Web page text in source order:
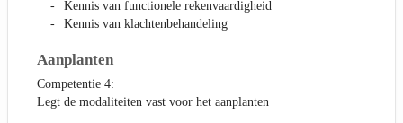
Kennis van functionele rekenvaardigheid
Kennis van klachtenbehandeling
Aanplanten
Competentie 4:
Legt de modaliteiten vast voor het aanplanten